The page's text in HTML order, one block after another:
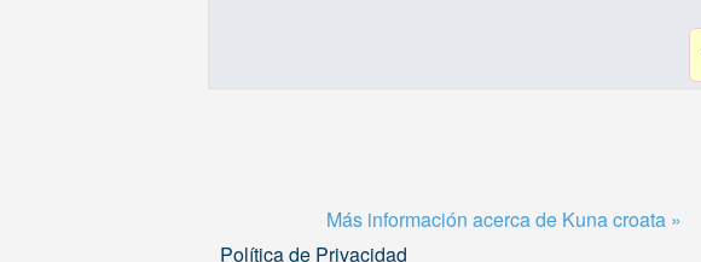
Más información acerca de Kuna croata »
Política de Privacidad